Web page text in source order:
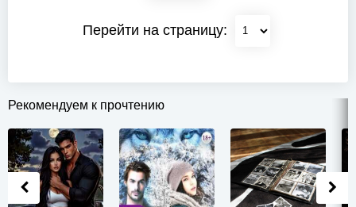
Перейти на страницу:
Рекомендуем к прочтению